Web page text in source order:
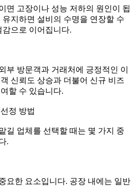
면 고장이나 성능 저하의 원인이 됩
지하면 설비의 수명을 연장할 수
으로 이어집니다.
부 방문객과 거래처에 긍정적인 이
신뢰도 상승과 더불어 신규 비즈
할 수 있습니다.
정 방법
길 업체를 선택할 때는 몇 가지 중
.
요한 요소입니다. 공장 내에는 일반